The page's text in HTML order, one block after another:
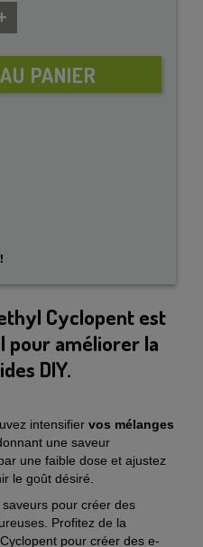
PANIER
Cyclopent est
pour améliorer la
DIY.
intensifier vos mélanges
une saveur
une faible dose et ajustez
le goût désiré.
pour créer des
Profitez de la
pour créer des e-